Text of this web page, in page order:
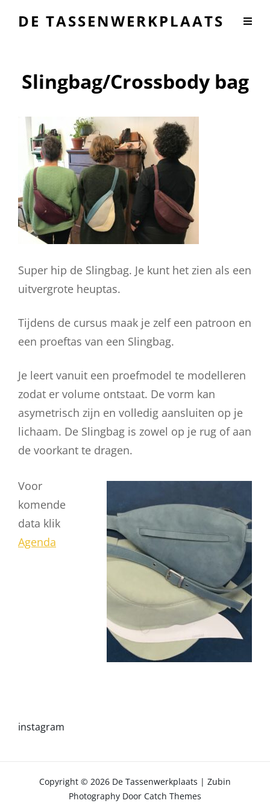
DE TASSENWERKPLAATS
Slingbag/Crossbody bag
Super hip de Slingbag. Je kunt het zien als een
uitvergrote heuptas.
Tijdens de cursus maak je zelf een patroon en
een proeftas van een Slingbag.
Je leert vanuit een proefmodel te modelleren
zodat er volume ontstaat. De vorm kan
asymetrisch zijn en volledig aansluiten op je
lichaam. De Slingbag is zowel op je rug of aan
de voorkant te dragen.
Voor
komende
data klik
Agenda
instagram
Copyright © 2026 De Tassenwerkplaats | Zubin
Photography Door Catch Themes